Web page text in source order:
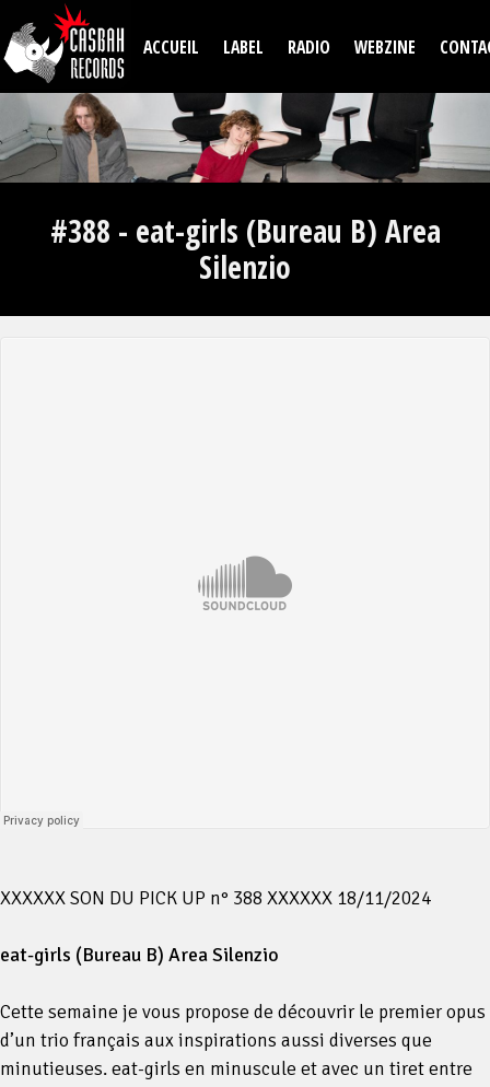
Aller au contenu principal
ACCUEIL LABEL RADIO WEBZINE
#388 - eat-girls (Bureau B) Area
Silenzio
XXXXXX SON DU PICK UP n° 388 XXXXXX 18/11/2024
eat-girls (Bureau B) Area Silenzio
Cette semaine je vous propose de découvrir le premier opus
d’un trio français aux inspirations aussi diverses que
minutieuses. eat-girls en minuscule et avec un tiret entre